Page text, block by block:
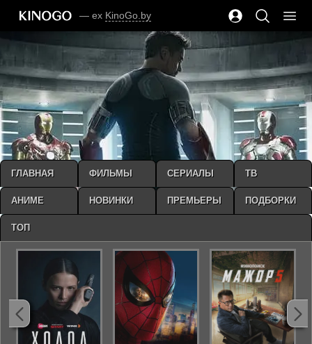
— ex KinoGo.by
ГЛАВНАЯ ФИЛЬМЫ СЕРИАЛЫ ТВ
АНИМЕ НОВИНКИ ПРЕМЬЕРЫ ПОДБОРКИ
ТОП